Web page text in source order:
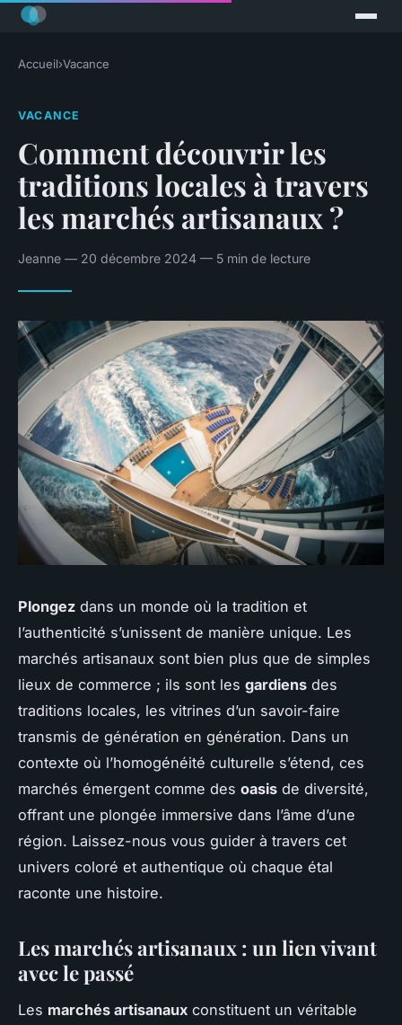
Accueil›Vacance
VACANCE
Comment découvrir les
traditions locales à travers
les marchés artisanaux ?
Jeanne — 20 décembre 2024 — 5 min de lecture
Plongez dans un monde où la tradition et
l’authenticité s’unissent de manière unique. Les
marchés artisanaux sont bien plus que de simples
lieux de commerce ; ils sont les gardiens des
traditions locales, les vitrines d’un savoir-faire
transmis de génération en génération. Dans un
contexte où l’homogénéité culturelle s’étend, ces
marchés émergent comme des oasis de diversité,
offrant une plongée immersive dans l’âme d’une
région. Laissez-nous vous guider à travers cet
univers coloré et authentique où chaque étal
raconte une histoire.
Les marchés artisanaux : un lien vivant
avec le passé
Les marchés artisanaux constituent un véritable